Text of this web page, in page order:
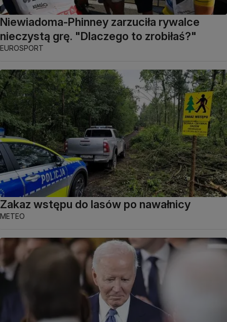
Niewiadoma-Phinney zarzuciła rywalce
nieczystą grę. "Dlaczego to zrobiłaś?"
EUROSPORT
Zakaz wstępu do lasów po nawałnicy
METEO